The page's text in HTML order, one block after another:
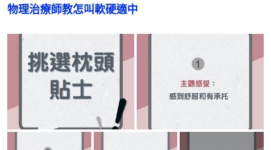
物理治療師教怎叫軟硬適中